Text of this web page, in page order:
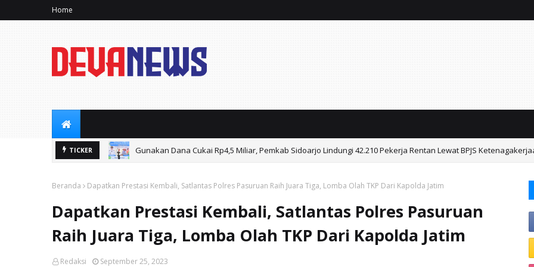
Home
TICKER Gunakan Dana Cukai Rp4,5 Miliar, Pemkab Sidoarjo Lindungi 42.210 Pekerja Rentan Lewat BPJS
Beranda Dapatkan Prestasi Kembali, Satlantas Polres Pasuruan Raih Juara Tiga, Lomba Olah TKP Dari Kapolda Jatim
Dapatkan Prestasi Kembali, Satlantas Polres Pasuruan
Raih Juara Tiga, Lomba Olah TKP Dari Kapolda Jatim
Redaksi September 25, 2023